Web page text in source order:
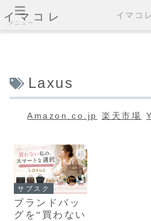
イマコレ
Laxus
Amazon.co.jp 楽天市場
サブスク
ブランドバッ
グを“買わない
メニュー
イマコレ